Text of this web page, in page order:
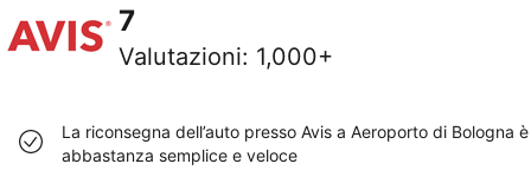
7
Valutazioni: 1,000+
La riconsegna dell’auto presso Avis a Aeroporto di Bologna è
abbastanza semplice e veloce